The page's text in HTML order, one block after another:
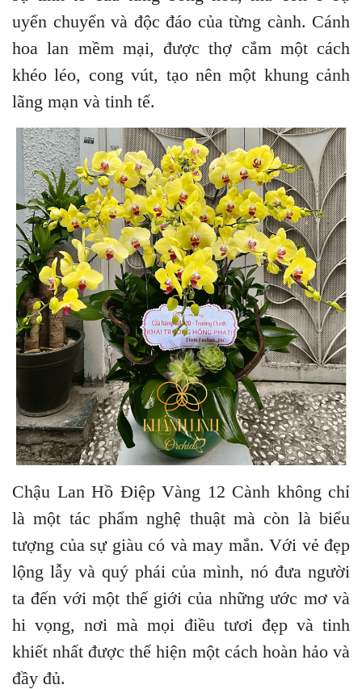
uyển chuyển và độc đáo của từng cành. Cánh
hoa lan mềm mại, được thợ cắm một cách
khéo léo, cong vút, tạo nên một khung cảnh
lãng mạn và tinh tế.
Chậu Lan Hồ Điệp Vàng 12 Cành không chỉ
là một tác phẩm nghệ thuật mà còn là biểu
tượng của sự giàu có và may mắn. Với vẻ đẹp
lộng lẫy và quý phái của mình, nó đưa người
ta đến với một thế giới của những ước mơ và
hi vọng, nơi mà mọi điều tươi đẹp và tinh
khiết nhất được thể hiện một cách hoàn hảo và
đầy đủ.